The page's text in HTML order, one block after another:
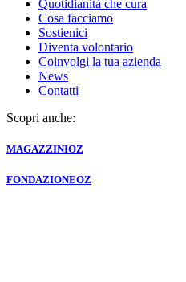
Quotidianità che cura
Cosa facciamo
Sostienici
Diventa volontario
Coinvolgi la tua azienda
News
Contatti
Scopri anche:
MAGAZZINIOZ
FONDAZIONEOZ